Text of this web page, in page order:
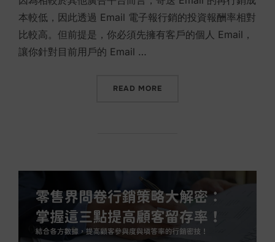
本較低，因此透過 Email 電子報行銷的投資報酬率相對
比較高。但前提是，你必須先擁有客戶的個人 Email，
讓你針對目前用戶的 Email …
READ MORE